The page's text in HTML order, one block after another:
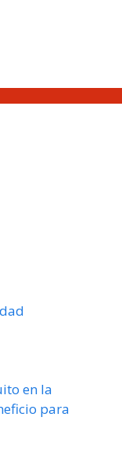
en la
para